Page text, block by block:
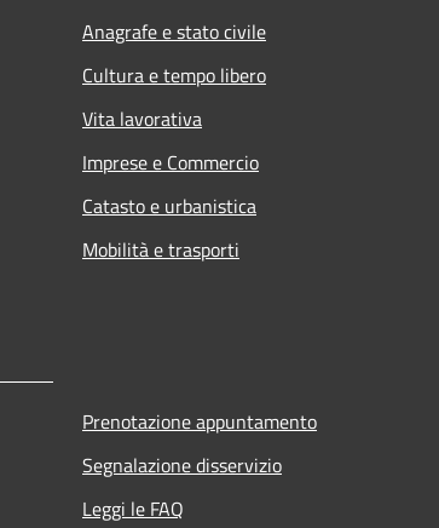
Anagrafe e stato civile
Cultura e tempo libero
Vita lavorativa
Imprese e Commercio
Catasto e urbanistica
Mobilità e trasporti
Prenotazione appuntamento
Segnalazione disservizio
Leggi le FAQ